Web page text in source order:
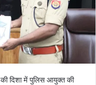
दिशा में पुलिस आयुक्त की